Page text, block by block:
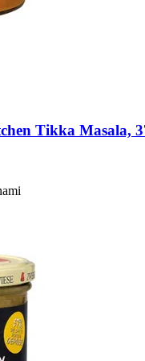
Tikka Masala,